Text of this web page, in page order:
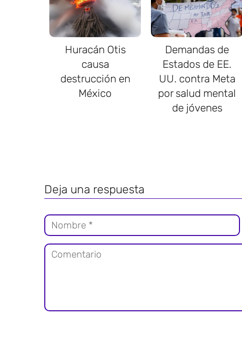
Huracán Otis
causa
destrucción en
México
Demandas de
Estados de EE.
UU. contra Meta
por salud mental
de jóvenes
Deja una respuesta